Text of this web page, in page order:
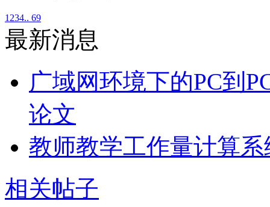
1 234.. 69
最新消息
广域网环境下的PC到
论文
教师教学工作量计算
相关帖子